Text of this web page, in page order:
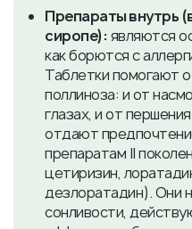
Препараты внутрь
сиропе): являются
как борются с
Таблетки помогают
поллиноза: и от
глазах, и от
отдают
препаратам II
цетиризин,
дезлоратадин). Они
сонливости,